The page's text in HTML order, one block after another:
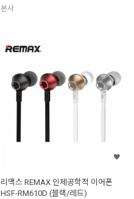
본사
리맥스 REMAX 인체공학적 이어폰
HSF-RM610D (블랙/레드)